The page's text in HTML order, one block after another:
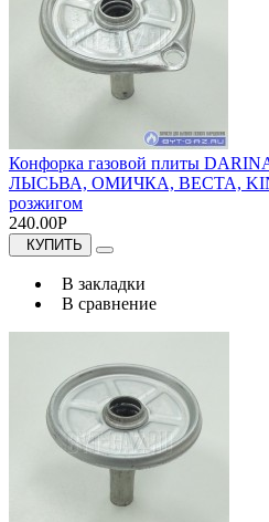
Конфорка газовой плиты
ЛЫСЬВА, ОМИЧКА, ВЕСТА,
розжигом
240.00Р
КУПИТЬ
В закладки
В сравнение